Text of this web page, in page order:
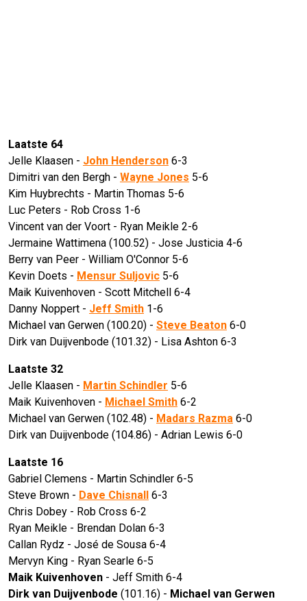
Laatste 64
Jelle Klaasen - John Henderson 6-3
Dimitri van den Bergh - Wayne Jones 5-6
Kim Huybrechts - Martin Thomas 5-6
Luc Peters - Rob Cross 1-6
Vincent van der Voort - Ryan Meikle 2-6
Jermaine Wattimena (100.52) - Jose Justicia 4-6
Berry van Peer - William O'Connor 5-6
Kevin Doets - Mensur Suljovic 5-6
Maik Kuivenhoven - Scott Mitchell 6-4
Danny Noppert - Jeff Smith 1-6
Michael van Gerwen (100.20) - Steve Beaton 6-0
Dirk van Duijvenbode (101.32) - Lisa Ashton 6-3
Laatste 32
Jelle Klaasen - Martin Schindler 5-6
Maik Kuivenhoven - Michael Smith 6-2
Michael van Gerwen (102.48) - Madars Razma 6-0
Dirk van Duijvenbode (104.86) - Adrian Lewis 6-0
Laatste 16
Gabriel Clemens - Martin Schindler 6-5
Steve Brown - Dave Chisnall 6-3
Chris Dobey - Rob Cross 6-2
Ryan Meikle - Brendan Dolan 6-3
Callan Rydz - José de Sousa 6-4
Mervyn King - Ryan Searle 6-5
Maik Kuivenhoven - Jeff Smith 6-4
Dirk van Duijvenbode (101.16) - Michael van Gerwen